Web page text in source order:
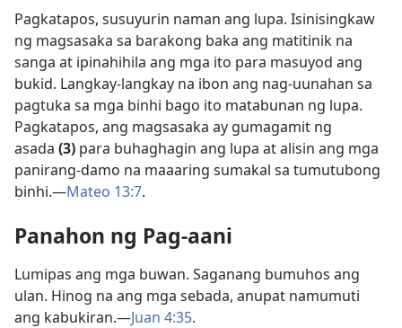
Pagkatapos, susuyurin naman ang lupa. Isinisingkaw
ng magsasaka sa barakong baka ang matitinik na
sanga at ipinahihila ang mga ito para masuyod ang
bukid. Langkay-langkay na ibon ang nag-uunahan sa
pagtuka sa mga binhi bago ito matabunan ng lupa.
Pagkatapos, ang magsasaka ay gumagamit ng
asada (3) para buhaghagin ang lupa at alisin ang mga
panirang-damo na maaaring sumakal sa tumutubong
binhi.​—Mateo 13:7.
Panahon ng Pag-aani
Lumipas ang mga buwan. Saganang bumuhos ang
ulan. Hinog na ang mga sebada, anupat namumuti
ang kabukiran.​—Juan 4:35.